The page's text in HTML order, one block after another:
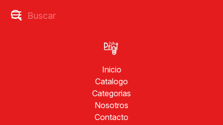
Inicio
Catalogo
Categorias
Nosotros
Contacto